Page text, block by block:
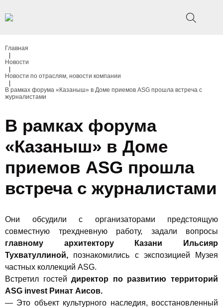
Главная
Новости
Новости по отраслям, новости компании
В рамках форума «Казаныш» в Доме приемов ASG прошла встреча с
журналистами
В рамках форума
«Казаныш» в Доме
приемов ASG прошла
встреча с журналистами
Они обсудили с организаторами предстоящую
совместную трехдневную работу, задали вопросы
главному архитектору Казани Ильсияр
Тухватуллиной, познакомились с экспозицией Музея
частных коллекций ASG.
Встретил гостей директор по развитию территорий
ASG invest Ринат Аисов.
— Это объект культурного наследия, восстановленный